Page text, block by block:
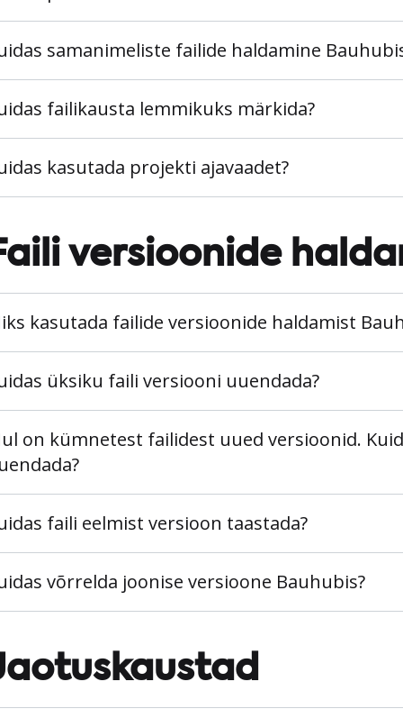
samanimeliste failide haldamine
failikausta lemmikuks märkida?
kasutada projekti ajavaadet?
versioonide
kasutada failide versioonide haldamist
üksiku faili versiooni uuendada?
on kümnetest failidest uued versioonid.
faili eelmist versioon taastada?
võrrelda joonise versioone Bauhubis?